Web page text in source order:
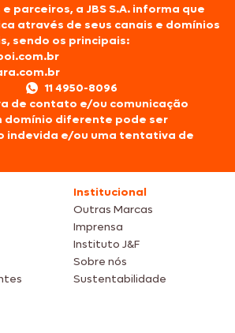
parceiros, a JBS S.A. informa que
através de seus canais e domínios
sendo os principais:
11 4950-8096
de contato e/ou comunicação
domínio diferente pode ser
indevida e/ou uma tentativa de
Institucional
Outras Marcas
Imprensa
Instituto J&F
Sobre nós
Sustentabilidade